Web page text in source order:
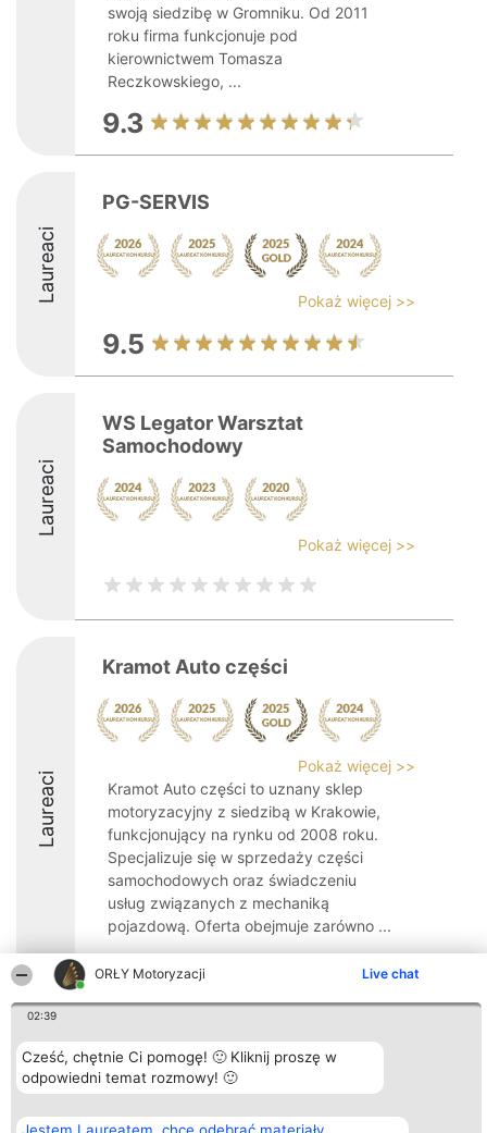
ORŁY Motoryzacji Live chat
02:39
Cześć, chętnie Ci pomogę! 🙂 Kliknij proszę w
odpowiedni temat rozmowy! 🙂
swoją siedzibę w Gromniku. Od 2011
roku firma funkcjonuje pod
kierownictwem Tomasza
Reczkowskiego, ...
9.3
Laureaci
PG-SERVIS
Pokaż więcej >>
9.5
Laureaci
WS Legator Warsztat
Samochodowy
Pokaż więcej >>
Laureaci
Kramot Auto części
Pokaż więcej >>
Kramot Auto części to uznany sklep
motoryzacyjny z siedzibą w Krakowie,
funkcjonujący na rynku od 2008 roku.
Specjalizuje się w sprzedaży części
samochodowych oraz świadczeniu
usług związanych z mechaniką
pojazdową. Oferta obejmuje zarówno ...
9.6
Organizator plebiscytu
Bright Side Solutions sp. z o.
o. sp. k.
ul. Ruska 22
KRS 0000749100 | Regon
Plebiscyt
Laureaci
Lista
wszystkich
Zasady
Kontakt
Kontakt